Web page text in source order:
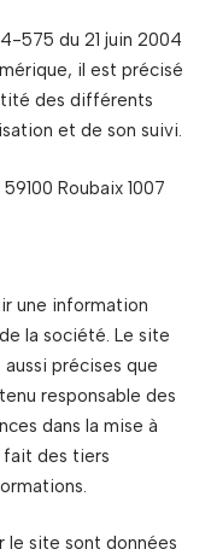
575 du 21 juin 2004
il est précisé
des différents
et de son suivi.
Roubaix 1007
une information
la société. Le site
précises que
responsable des
dans la mise à
fait des tiers
le site sont données